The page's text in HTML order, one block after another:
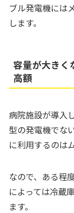
ブル発電機には
します。
容量が大きく
高額
病院施設が導入
型の発電機でな
に利用するのは
なので、ある程
によっては冷蔵
ます。